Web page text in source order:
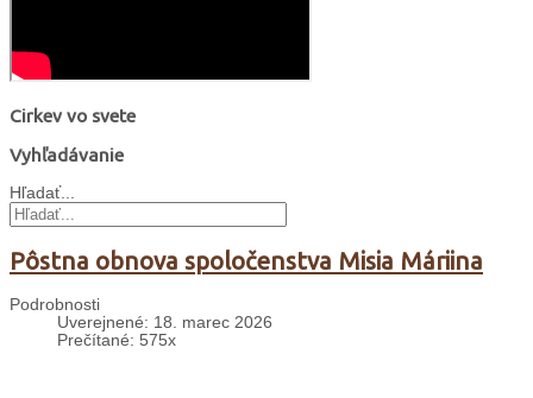
Cirkev vo svete
Vyhľadávanie
Hľadať...
Pôstna obnova spoločenstva Misia Máriina
Podrobnosti
Uverejnené: 18. marec 2026
Prečítané: 575x